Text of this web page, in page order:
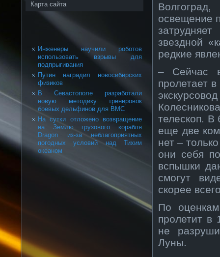
Карта сайта
Инженеры научили роботов
использовать взрывы для
подпрыгивания
Путин наградил новосибирских
физиков
В Севастополе разработали
новую методику тренировок
боевых дельфинов для ВМС
На сутки отложено возвращение
на Землю грузового корабля
Dragon из-за неблагоприятных
погодных условий над Тихим
океаном
освещение
звездной
редкие
– Сейчас
пролетает
телескоп.
еще две
нет –
они себя
вспышки
смогут
скорее
По
пролетит в
не
Луны.